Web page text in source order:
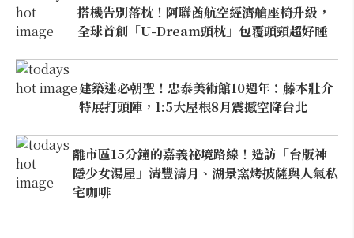
搭機告別落枕！阿聯酋航空經濟艙座椅升級，
全球首創「U-Dream頭枕」包覆頭頸超好睡
建築迷必朝聖！忠泰美術館10週年：藤本壯介
特展打頭陣，1:5大屋根8月震撼空降台北
離市區15分鐘的嘉義祕境路線！造訪「台版神
隱少女湯屋」清豐濤月、湖景窯烤披薩與人氣私
宅咖啡